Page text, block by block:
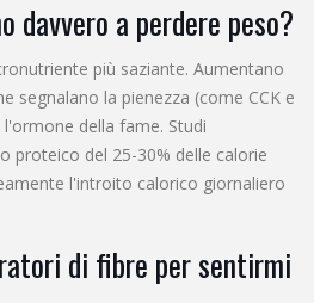
davvero a perdere peso?
più saziante. Aumentano
segnalano la pienezza (come CCK e
l'ormone della fame. Studi
proteico del 25-30% delle calorie
l'introito calorico giornaliero
di fibre per sentirmi